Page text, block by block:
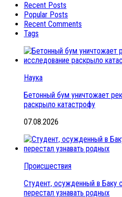
Recent Posts
Popular Posts
Recent Comments
Tags
Наука
Бетонный бум уничтожает
раскрыло катастрофу
07.08.2026
Происшествия
Студент, осужденный в Баку
перестал узнавать родных